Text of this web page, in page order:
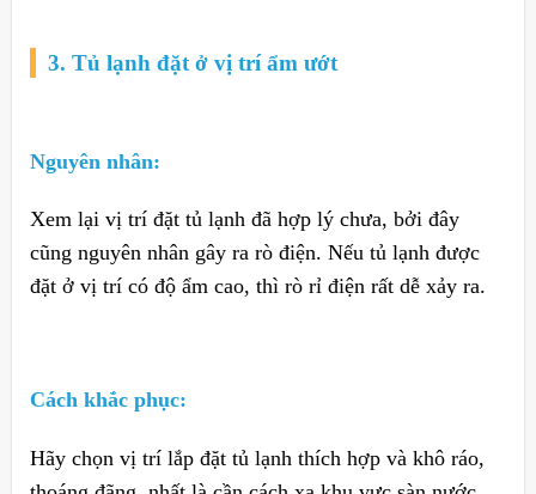
3. Tủ lạnh đặt ở vị trí ẩm ướt
Nguyên nhân:
Xem lại vị trí đặt tủ lạnh đã hợp lý chưa, bởi đây
cũng nguyên nhân gây ra rò điện. Nếu tủ lạnh được
đặt ở vị trí có độ ẩm cao, thì rò rỉ điện rất dễ xảy ra.
Cách khắc phục:
Hãy chọn vị trí lắp đặt tủ lạnh thích hợp và khô ráo,